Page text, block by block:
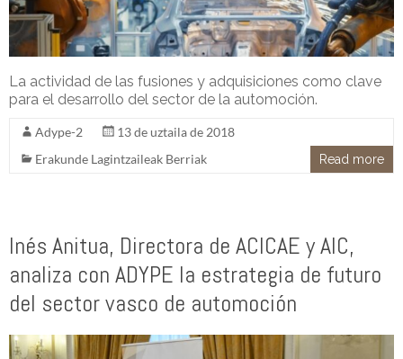
La actividad de las fusiones y adquisiciones como clave
para el desarrollo del sector de la automoción.
Adype-2
13 de uztaila de 2018
Erakunde Lagintzaileak Berriak
Read more
Inés Anitua, Directora de ACICAE y AIC,
analiza con ADYPE la estrategia de futuro
del sector vasco de automoción